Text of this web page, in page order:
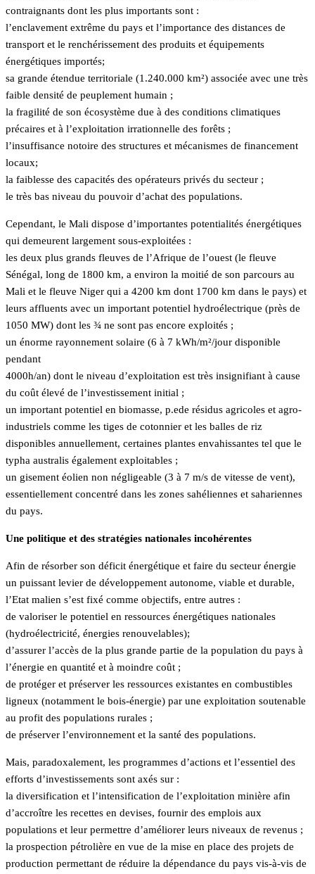
contraignants dont les plus importants sont :
l’enclavement extrême du pays et l’importance des distances de
transport et le renchérissement des produits et équipements
énergétiques importés;
sa grande étendue territoriale (1.240.000 km²) associée avec une très
faible densité de peuplement humain ;
la fragilité de son écosystème due à des conditions climatiques
précaires et à l’exploitation irrationnelle des forêts ;
l’insuffisance notoire des structures et mécanismes de financement
locaux;
la faiblesse des capacités des opérateurs privés du secteur ;
le très bas niveau du pouvoir d’achat des populations.
Cependant, le Mali dispose d’importantes potentialités énergétiques
qui demeurent largement sous-exploitées :
les deux plus grands fleuves de l’Afrique de l’ouest (le fleuve
Sénégal, long de 1800 km, a environ la moitié de son parcours au
Mali et le fleuve Niger qui a 4200 km dont 1700 km dans le pays) et
leurs affluents avec un important potentiel hydroélectrique (près de
1050 MW) dont les ¾ ne sont pas encore exploités ;
un énorme rayonnement solaire (6 à 7 kWh/m²/jour disponible
pendant
4000h/an) dont le niveau d’exploitation est très insignifiant à cause
du coût élevé de l’investissement initial ;
un important potentiel en biomasse, p.ede résidus agricoles et agro-
industriels comme les tiges de cotonnier et les balles de riz
disponibles annuellement, certaines plantes envahissantes tel que le
typha australis également exploitables ;
un gisement éolien non négligeable (3 à 7 m/s de vitesse de vent),
essentiellement concentré dans les zones sahéliennes et sahariennes
du pays.
Une politique et des stratégies nationales incohérentes
Afin de résorber son déficit énergétique et faire du secteur énergie
un puissant levier de développement autonome, viable et durable,
l’Etat malien s’est fixé comme objectifs, entre autres :
de valoriser le potentiel en ressources énergétiques nationales
(hydroélectricité, énergies renouvelables);
d’assurer l’accès de la plus grande partie de la population du pays à
l’énergie en quantité et à moindre coût ;
de protéger et préserver les ressources existantes en combustibles
ligneux (notamment le bois-énergie) par une exploitation soutenable
au profit des populations rurales ;
de préserver l’environnement et la santé des populations.
Mais, paradoxalement, les programmes d’actions et l’essentiel des
efforts d’investissements sont axés sur :
la diversification et l’intensification de l’exploitation minière afin
d’accroître les recettes en devises, fournir des emplois aux
populations et leur permettre d’améliorer leurs niveaux de revenus ;
la prospection pétrolière en vue de la mise en place des projets de
production permettant de réduire la dépendance du pays vis-à-vis de